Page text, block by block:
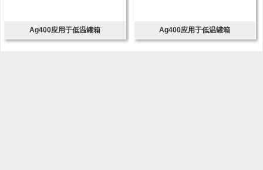
Ag400应用于低温罐箱 Ag400应用于低温罐箱